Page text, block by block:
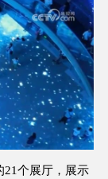
21个展厅，展示